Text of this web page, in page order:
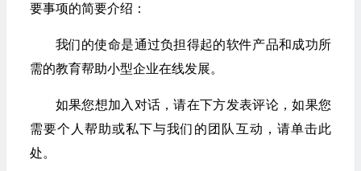
要事项的简要介绍：
我们的使命是通过负担得起的软件产品和成功所
需的教育帮助小型企业在线发展。
如果您想加入对话，请在下方发表评论，如果您
需要个人帮助或私下与我们的团队互动，请单击此
处。